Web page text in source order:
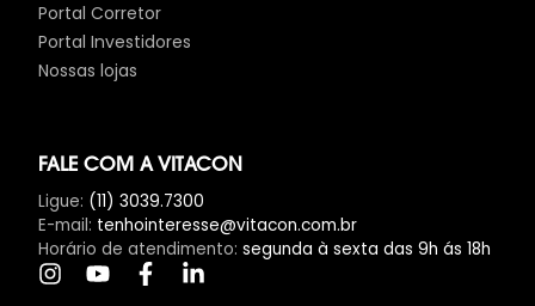
Portal Corretor
Portal Investidores
Nossas lojas
FALE COM A VITACON
Ligue: (11) 3039.7300
E-mail: tenhointeresse@vitacon.com.br
Horário de atendimento: segunda à sexta das 9h ás 18h